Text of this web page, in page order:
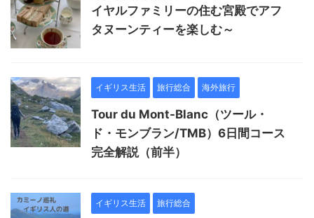
イヤルファミリーの住む宮殿でアフ
タヌーンティーを楽しむ～
イギリス生活 旅行総合 海外旅行
Tour du Mont-Blanc（ツール・
ド・モンブラン/TMB）6日間コース
完全解説（前半）
イギリス生活 旅行総合